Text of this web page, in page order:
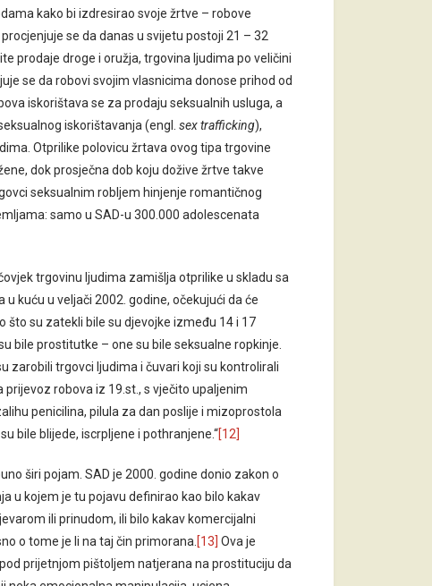
kako bi izdresirao svoje žrtve – robove
se da danas u svijetu postoji 21 – 32
prodaje droge i oružja, trgovina ljudima po veličini
se da robovi svojim vlasnicima donose prihod od
iskorištava se za prodaju seksualnih usluga, a
iskorištavanja (engl. sex trafficking),
Otprilike polovicu žrtava ovog tipa trgovine
dok prosječna dob koju dožive žrtve takve
seksualnim robljem hinjenje romantičnog
samo u SAD-u 300.000 adolescenata
trgovinu ljudima zamišlja otprilike u skladu sa
kuću u veljači 2002. godine, očekujući da će
što su zatekli bile su djevojke između 14 i 17
bile prostitutke – one su bile seksualne ropkinje.
zarobili trgovci ljudima i čuvari koji su kontrolirali
robova iz 19.st., s vječito upaljenim
penicilina, pilula za dan poslije i mizoprostola
bile blijede, iscrpljene i pothranjene.“[12]
širi pojam. SAD je 2000. godine donio zakon o
u kojem je tu pojavu definirao kao bilo kakav
ili prinudom, ili bilo kakav komercijalni
o tome je li na taj čin primorana. [13] Ova je
prijetnjom pištoljem natjerana na prostituciju da